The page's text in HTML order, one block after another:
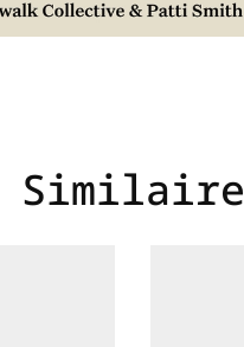
Similaire